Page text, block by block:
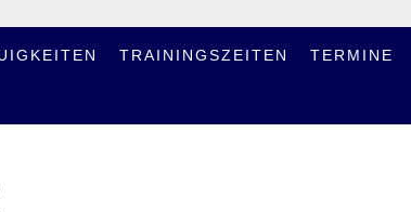
TRAININGSZEITEN TERMINE